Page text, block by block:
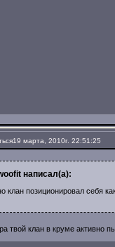
19 марта, 2010г. 22:51:25
написал(а):
клан позиционировал себя
твой клан в круме активно